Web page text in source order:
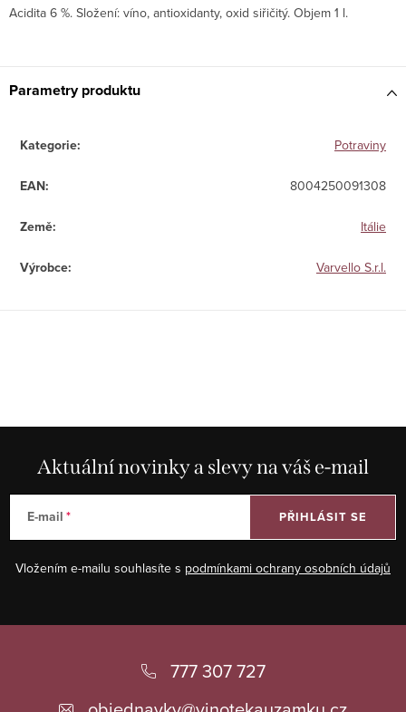
Acidita 6 %. Složení: víno, antioxidanty, oxid siřičitý. Objem 1 l.
Parametry produktu
Kategorie: Potraviny
EAN: 8004250091308
Země: Itálie
Výrobce: Varvello S.r.l.
Aktuální novinky a slevy na váš e-mail
E-mail
Vložením e-mailu souhlasíte s podmínkami ochrany osobních údajů
PŘIHLÁSIT SE
777 307 727